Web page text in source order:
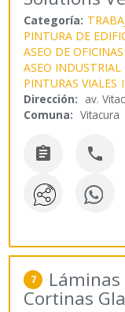
Categoría:
PINTURA DE
ASEO DE OFICINAS
ASEO INDUSTRIAL
PINTURAS VIALES
Dirección: av.
Comuna: Vitacura
 
7
Cortinas